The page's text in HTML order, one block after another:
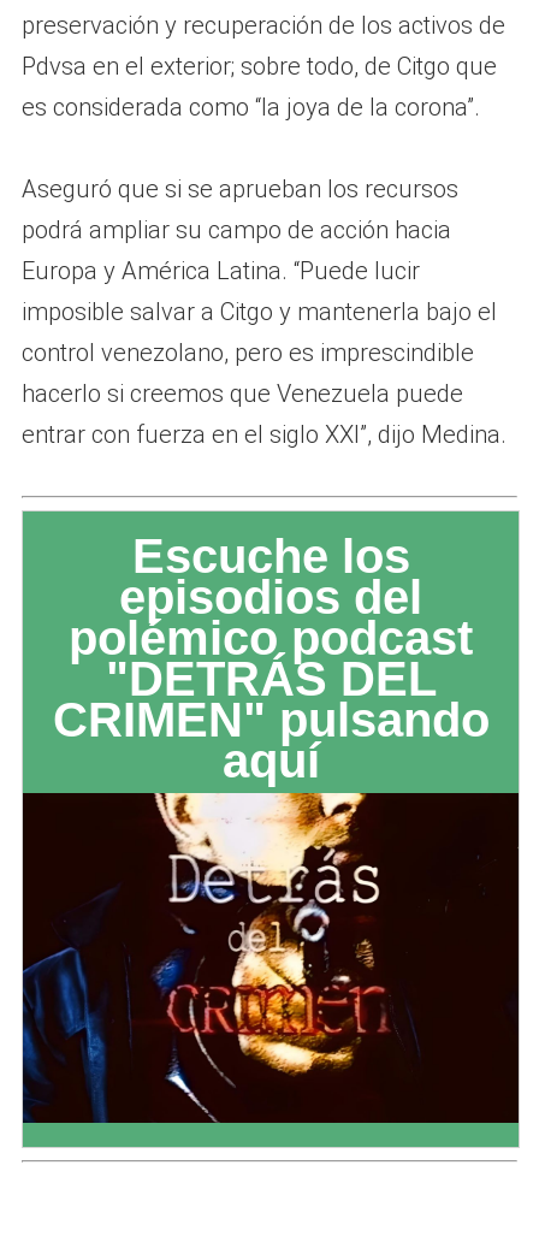
preservación y recuperación de los activos de
Pdvsa en el exterior; sobre todo, de Citgo que
es considerada como “la joya de la corona”.
Aseguró que si se aprueban los recursos
podrá ampliar su campo de acción hacia
Europa y América Latina. “Puede lucir
imposible salvar a Citgo y mantenerla bajo el
control venezolano, pero es imprescindible
hacerlo si creemos que Venezuela puede
entrar con fuerza en el siglo XXI”, dijo Medina.
Escuche los
episodios del
polémico podcast
"DETRÁS DEL
CRIMEN" pulsando
aquí